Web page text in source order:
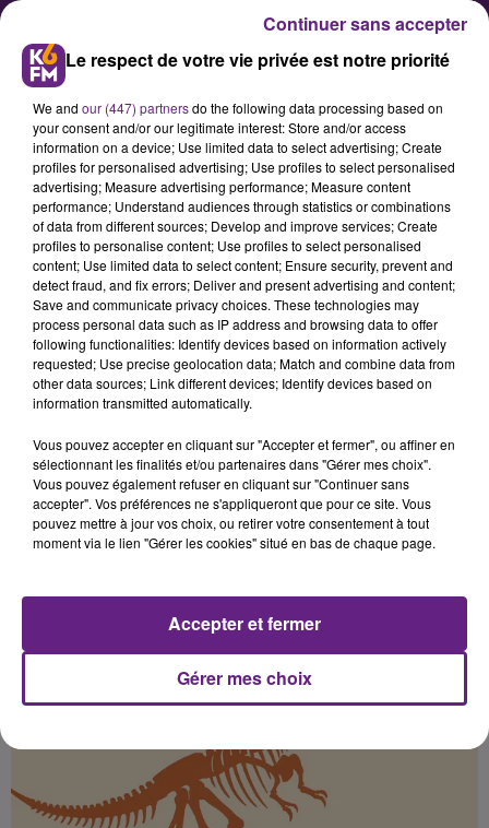
Remue-Méninges à Dijon : une
soirée pour découvrir l'art des
dinosaures !
Le paléoart s’invite au Bar Le 37
pour une soirée scientifique
accessible à tous
Publié : 15 septembre 2025 à 8h38 par
Léon Charpenay-Redacteur Web
Pigiste
Le respect de votre vie privée est notre priorité
We and our (447) partnersdo the following data processing based on
your consent and/or our legitimate interest: Store and/or access
information on a device; Use limited data to select advertising; Create
profiles for personalised advertising; Use profiles to select personalised
advertising; Measure advertising performance; Measure content
performance; Understand audiences through statistics or combinations
of data from different sources; Develop and improve services; Create
profiles to personalise content; Use profiles to select personalised
content; Use limited data to select content; Ensure security, prevent and
detect fraud, and fix errors; Deliver and present advertising and content;
Save and communicate privacy choices. These technologies may
process personal data such as IP address and browsing data to offer
following functionalities: Identify devices based on information actively
requested; Use precise geolocation data; Match and combine data from
other data sources; Link different devices; Identify devices based on
information transmitted automatically.
Vous pouvez accepter en cliquant sur "Accepter et fermer", ou affiner en
sélectionnant les finalités et/ou partenaires dans "Gérer mes choix".
Vous pouvez également refuser en cliquant sur "Continuer sans
accepter". Vos préférences ne s'appliqueront que pour ce site. Vous
pouvez mettre à jour vos choix, ou retirer votre consentement à tout
moment via le lien "Gérer les cookies" situé en bas de chaque page.
Gérer mes choix
Accepter et fermer
Continuer sans accepter